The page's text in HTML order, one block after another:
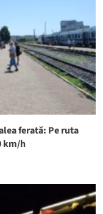
ferată: Pe ruta
km/h